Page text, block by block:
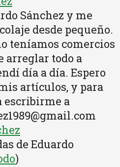
Sánchez y me
desde pequeño.
teníamos comercios
arreglar todo a
día a día. Espero
artículos, y para
escribirme a
de Eduardo
)